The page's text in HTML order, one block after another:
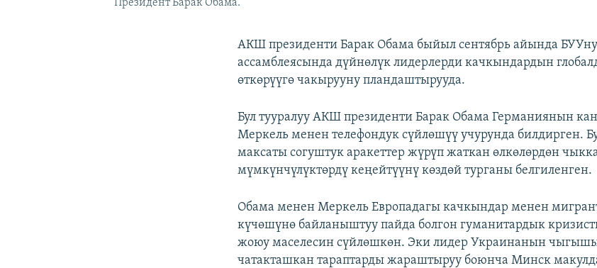
Президент Барак Обама.
АКШ президенти Барак Обама быйыл сентябрь айында
ассамблеясында дүйнөлүк лидерлерди качкындардын
өткөрүүгө чакырууну пландаштырууда.
Бул тууралуу АКШ президенти Барак Обама Германиянын
Меркель менен телефондук сүйлөшүү учурунда билдирген.
максаты согуштук аракеттер жүрүп жаткан өлкөлөрдөн
мүмкүнчүлүктөрдү кеңейтүүнү көздөй турганы белгиленген.
Обама менен Меркель Европадагы качкындар менен
күчөшүнө байланыштуу пайда болгон гуманитардык
жоюу маселесин сүйлөшкөн. Эки лидер Украинанын
чатакташкан тараптарды жараштыруу боюнча Минск